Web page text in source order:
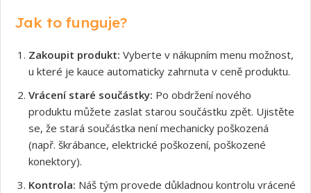
Jak to funguje?
Zakoupit produkt: Vyberte v nákupním menu možnost,
u které je kauce automaticky zahrnuta v ceně produktu.
Vrácení staré součástky: Po obdržení nového
produktu můžete zaslat starou součástku zpět. Ujistěte
se, že stará součástka není mechanicky poškozená
(např. škrábance, elektrické poškození, poškozené
konektory).
Kontrola: Náš tým provede důkladnou kontrolu vrácené